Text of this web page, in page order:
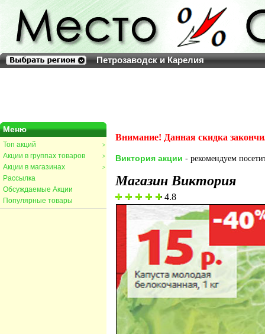
Петрозаводск и Карелия
Меню
>
Топ акций
>
Акции в группах товаров
>
Акции в магазинах
Рассылка
Обсуждаемые Акции
Популярные товары
Внимание! Данная скидка
Виктория акции - рекомендуем
Магазин Виктория
4.8